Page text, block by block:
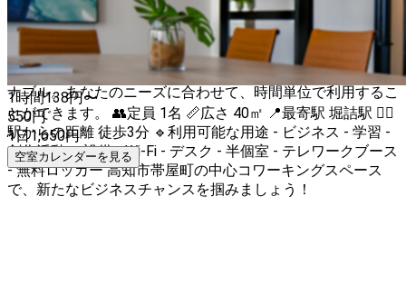
なたのアイデアを広げましょう！ 🚶‍♂️アクセス抜群！ 帯屋町
商店街の中にあるのでドーミーインやひろめ市場へも数分で
行けます。 コンビニ・カフェなども近隣にございます。 💰
リーズナブルな価格設定 1時間500円からと、とてもリーズ
ナブル。あなたのニーズに合わせて、時間単位で利用するこ
とができます。 👥定員 1名 📏広さ 40㎡ 📍最寄駅 堀詰駅 🚶‍♀️
駅からの距離 徒歩3分 🔹利用可能な用途 - ビジネス - 学習 -
創作活動 🔹設備 - Wi-Fi - デスク - 半個室 - テレワークブース
- 無料ロッカー 高知市帯屋町の中心コワーキングスペース
で、新たなビジネスチャンスを掴みましょう！
1時間138円〜
550円
1日1,650円
空室カレンダーを見る